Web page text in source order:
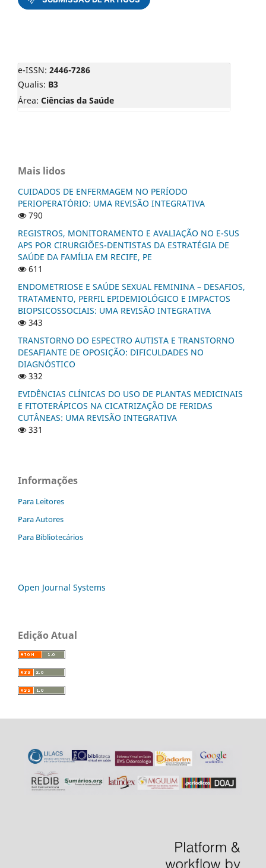
e-ISSN: 2446-7286
Qualis: B3
Área: Ciências da Saúde
Mais lidos
CUIDADOS DE ENFERMAGEM NO PERÍODO
PERIOPERATÓRIO: UMA REVISÃO INTEGRATIVA
790
REGISTROS, MONITORAMENTO E AVALIAÇÃO NO E-SUS
APS POR CIRURGIÕES-DENTISTAS DA ESTRATÉGIA DE
SAÚDE DA FAMÍLIA EM RECIFE, PE
611
ENDOMETRIOSE E SAÚDE SEXUAL FEMININA – DESAFIOS,
TRATAMENTO, PERFIL EPIDEMIOLÓGICO E IMPACTOS
BIOPSICOSSOCIAIS: UMA REVISÃO INTEGRATIVA
343
TRANSTORNO DO ESPECTRO AUTISTA E TRANSTORNO
DESAFIANTE DE OPOSIÇÃO: DIFICULDADES NO
DIAGNÓSTICO
332
EVIDÊNCIAS CLÍNICAS DO USO DE PLANTAS MEDICINAIS
E FITOTERÁPICOS NA CICATRIZAÇÃO DE FERIDAS
CUTÂNEAS: UMA REVISÃO INTEGRATIVA
331
Informações
Para Leitores
Para Autores
Para Bibliotecários
Open Journal Systems
Edição Atual